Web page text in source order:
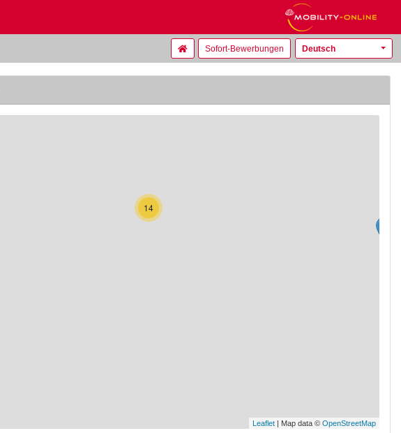
Sofort-Bewerbungen Deutsch
14
Leaflet | Map data © OpenStreetMap